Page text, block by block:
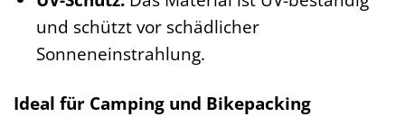
und schützt vor schädlicher
Sonneneinstrahlung.
Ideal für Camping und Bikepacking